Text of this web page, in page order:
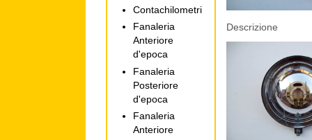
Descrizione
Contachilometri
Fanaleria
Anteriore
d'epoca
Fanaleria
Posteriore
d'epoca
Fanaleria
Anteriore